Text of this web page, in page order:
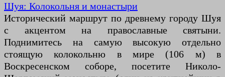
Шуя: Колокольня и монастыри
Исторический маршрут по древнему городу Шуя
с акцентом на православные святыни.
Поднимитесь на самую высокую отдельно
стоящую колокольню в мире (106 м) в
Воскресенском соборе, посетите Николо-